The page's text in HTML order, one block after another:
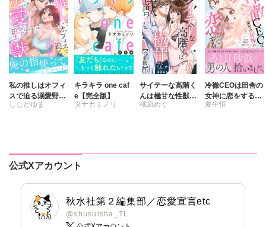
私の推しはオフィ
スで迫る溺愛野獣
～聖域無視、迫ら
ししどゆま
キラキラ one caf
e【完全版】
タナカミノリ
サイテーな高階く
んは極甘な性獣で
した【合冊版】
桃凪めぐ
冷徹CEOは田舎の
女神に恋をする
1 奥まで溶かす
夏生恒
公式Xアカウント
秋水社第２編集部／恋愛宣言etc
@shusuisha_TL